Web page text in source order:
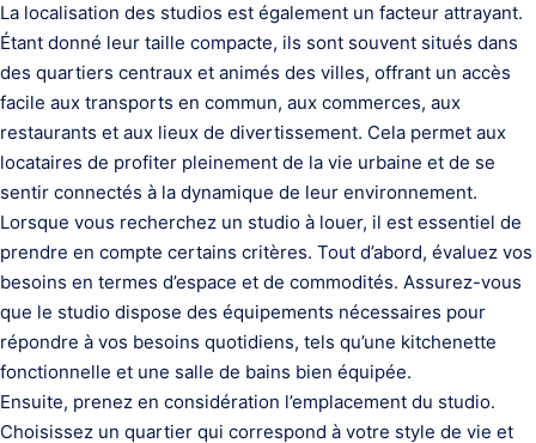
La localisation des studios est également un facteur attrayant.
Étant donné leur taille compacte, ils sont souvent situés dans
des quartiers centraux et animés des villes, offrant un accès
facile aux transports en commun, aux commerces, aux
restaurants et aux lieux de divertissement. Cela permet aux
locataires de profiter pleinement de la vie urbaine et de se
sentir connectés à la dynamique de leur environnement.
Lorsque vous recherchez un studio à louer, il est essentiel de
prendre en compte certains critères. Tout d’abord, évaluez vos
besoins en termes d’espace et de commodités. Assurez-vous
que le studio dispose des équipements nécessaires pour
répondre à vos besoins quotidiens, tels qu’une kitchenette
fonctionnelle et une salle de bains bien équipée.
Ensuite, prenez en considération l’emplacement du studio.
Choisissez un quartier qui correspond à votre style de vie et